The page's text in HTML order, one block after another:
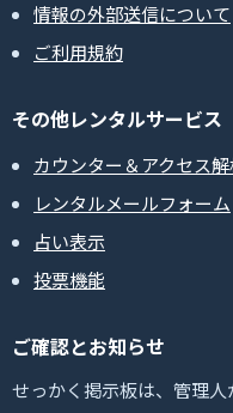
情報の外部送信について
ご利用規約
その他レンタルサービス
カウンター＆アクセス
レンタルメールフォーム
占い表示
投票機能
ご確認とお知らせ
せっかく掲示板は、管理